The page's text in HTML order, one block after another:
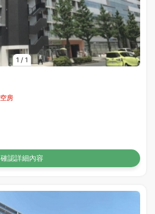
1 / 1
空房
確認詳細內容